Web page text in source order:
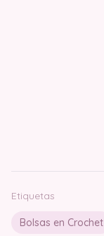
Etiquetas
Bolsas en Crochet